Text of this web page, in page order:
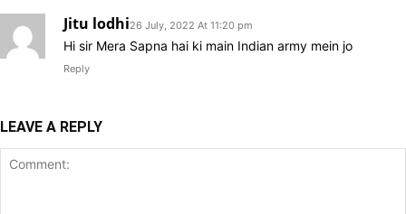
Jitu lodhi26 July, 2022 At 11:20 pm
Hi sir Mera Sapna hai ki main Indian army mein jo
Reply
LEAVE A REPLY